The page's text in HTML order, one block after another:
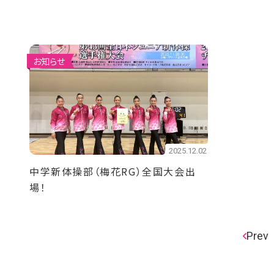
お知らせ
2025.12.02
中学新体操部（梅花RG）全国大会出
場！
Prev